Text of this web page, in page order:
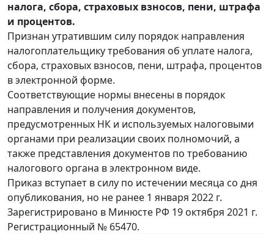
налога, сбора, страховых взносов, пени, штрафа
и процентов.
Признан утратившим силу порядок направления
налогоплательщику требования об уплате налога,
сбора, страховых взносов, пени, штрафа, процентов
в электронной форме.
Соответствующие нормы внесены в порядок
направления и получения документов,
предусмотренных НК и используемых налоговыми
органами при реализации своих полномочий, а
также представления документов по требованию
налогового органа в электронном виде.
Приказ вступает в силу по истечении месяца со дня
опубликования, но не ранее 1 января 2022 г.
Зарегистрировано в Минюсте РФ 19 октября 2021 г.
Регистрационный № 65470.